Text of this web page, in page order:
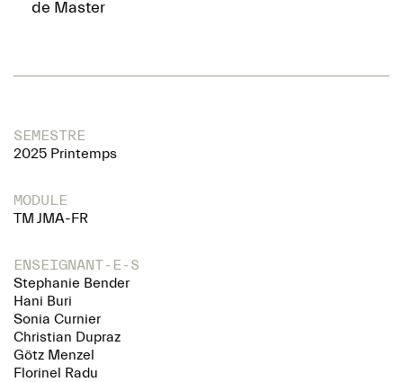
de Master
SEMESTRE
2025 Printemps
MODULE
TM JMA-FR
ENSEIGNANT-E-S
Stephanie Bender
Hani Buri
Sonia Curnier
Christian Dupraz
Götz Menzel
Florinel Radu